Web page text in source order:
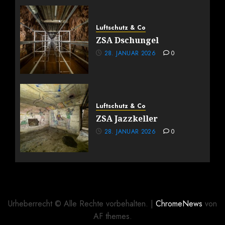
Luftschutz & Co
ZSA Dschungel
28. JANUAR 2026 0
Luftschutz & Co
ZSA Jazzkeller
28. JANUAR 2026 0
Urheberrecht © Alle Rechte vorbehalten. | ChromeNews von
AF themes.